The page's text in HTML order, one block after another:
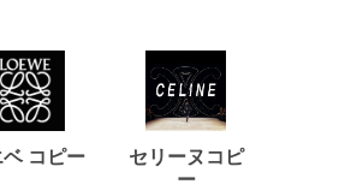
ベ コピー
セリーヌコピ
ー